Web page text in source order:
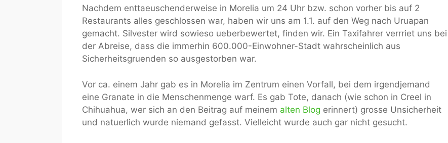
Nachdem enttaeuschenderweise in Morelia um 24 Uhr bzw. schon vorher bis auf 2
Restaurants alles geschlossen war, haben wir uns am 1.1. auf den Weg nach Uruapan
gemacht. Silvester wird sowieso ueberbewertet, finden wir. Ein Taxifahrer verrriet uns bei
der Abreise, dass die immerhin 600.000-Einwohner-Stadt wahrscheinlich aus
Sicherheitsgruenden so ausgestorben war.
Vor ca. einem Jahr gab es in Morelia im Zentrum einen Vorfall, bei dem irgendjemand
eine Granate in die Menschenmenge warf. Es gab Tote, danach (wie schon in Creel in
Chihuahua, wer sich an den Beitrag auf meinem alten Blog erinnert) grosse Unsicherheit
und natuerlich wurde niemand gefasst. Vielleicht wurde auch gar nicht gesucht.